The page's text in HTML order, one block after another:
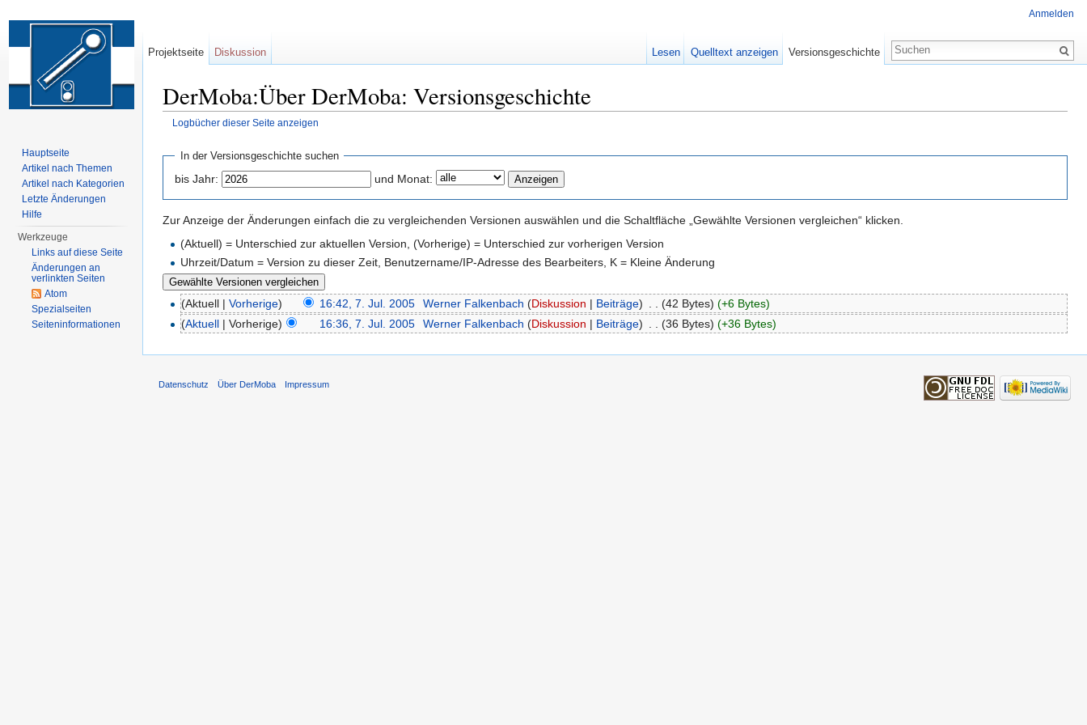
DerMoba:Über DerMoba: Versionsgeschichte
Logbücher dieser Seite anzeigen
In der Versionsgeschichte suchen
bis Jahr: und Monat:
Zur Anzeige der Änderungen einfach die zu vergleichenden Versionen auswählen und die Schaltfläche „Gewählte Versionen vergleichen“ klicken.
(Aktuell) = Unterschied zur aktuellen Version, (Vorherige) = Unterschied zur vorherigen Version
Uhrzeit/Datum = Version zu dieser Zeit, Benutzername/IP-Adresse des Bearbeiters, K = Kleine Änderung
(Aktuell |Vorherige) 16:42, 7. Jul. 2005 Werner Falkenbach (Diskussion | Beiträge) (42 Bytes) (+6 Bytes)
(Aktuell | Vorherige) 16:36, 7. Jul. 2005 Werner Falkenbach (Diskussion | Beiträge) . . (36 Bytes) (+36 Bytes)
Anmelden
Projektseite Diskussion Lesen Quelltext anzeigen Versionsgeschichte
Hauptseite
Artikel nach Themen
Artikel nach Kategorien
Letzte Änderungen
Hilfe
Werkzeuge
Links auf diese Seite
Änderungen an
verlinkten Seiten
Atom
Spezialseiten
Seiten­informationen
Datenschutz Über DerMoba Impressum